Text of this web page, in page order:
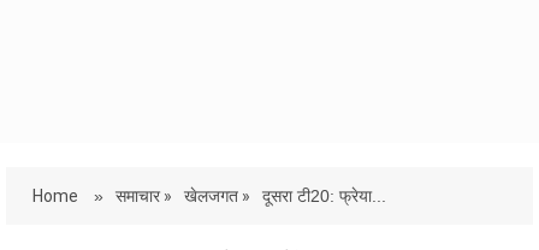
Home » समाचार » खेलजगत » दूसरा टी20: फ्रेया...